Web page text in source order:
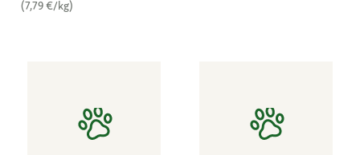
(7,79 €/kg)